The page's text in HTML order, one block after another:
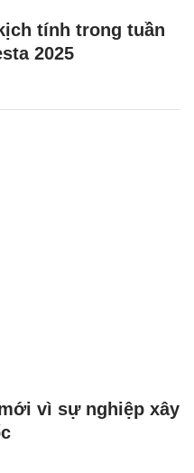
tính trong tuần
2025
vì sự nghiệp xây